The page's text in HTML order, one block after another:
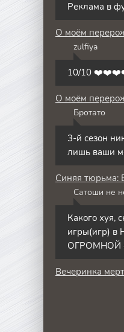
Реклама в
О моём
zulfiya
10/10
О моём
Бротато
3-й сезон
лишь ваши
Сатоши не
Какого хуя,
игры(игр)
ОГРОМНОЙ
Вечеринка